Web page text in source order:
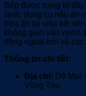
Bếp được trang bị
lạnh, dụng cụ nấu ăn
bữa ăn tại villa trở
không gian sân vườn
động ngoài trời và các
Thông tin chi tiết:
Địa chỉ: D9
Vũng Tàu